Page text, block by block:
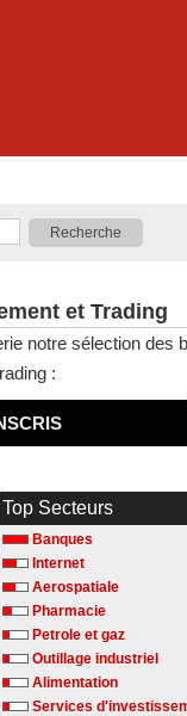
et Trading
notre sélection des
:
Top Secteurs
Banques
Internet
Aerospatiale
Pharmacie
Petrole et gaz
Outillage industriel
Alimentation
Services